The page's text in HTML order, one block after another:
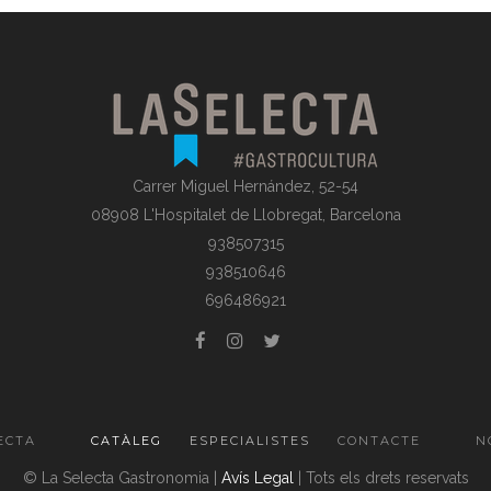
Carrer Miguel Hernández, 52-54
08908 L'Hospitalet de Llobregat, Barcelona
938507315
938510646
696486921
CATÀLEG ESPECIALISTES CONTACTE
© La Selecta Gastronomia | Avís Legal | Tots els drets reservats